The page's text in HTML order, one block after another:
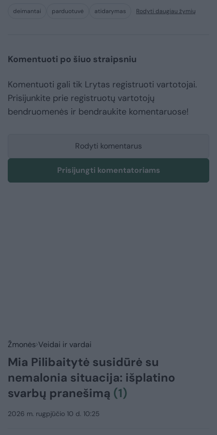
deimantai parduotuvė atidarymas Rodyti daugiau žymių
Komentuoti po šiuo straipsniu
Komentuoti gali tik Lrytas registruoti vartotojai.
Prisijunkite prie registruotų vartotojų
bendruomenės ir bendraukite komentaruose!
Rodyti komentarus
Prisijungti komentatoriams
Žmonės Veidai ir vardai
Mia Pilibaitytė susidūrė su
nemalonia situacija: išplatino
svarbų pranešimą (1)
2026 m. rugpjūčio 10 d. 10:25